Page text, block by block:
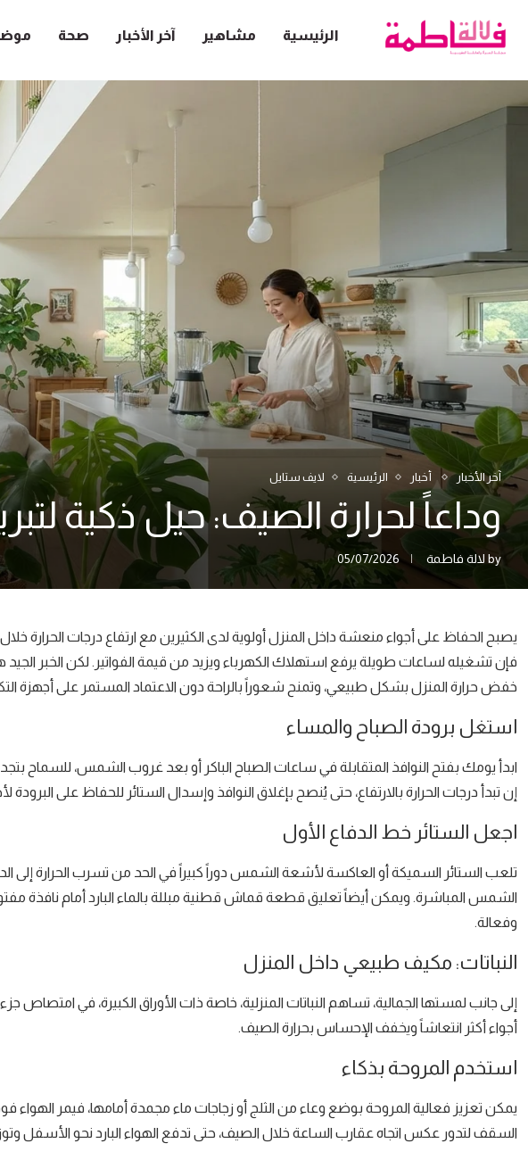
الرئيسية مشاهير آخر الأخبار صحة
آخر الأخبار أخبار الرئيسية لايف ستايل
وداعاً لحرارة الصيف: حيل ذكية
by لالة فاطمة 05/07/2026
يصبح الحفاظ على أجواء منعشة داخل المنزل أولوية لدى الكثيرين مع ارتفاع درجات الحرارة
فإن تشغيله لساعات طويلة يرفع استهلاك الكهرباء ويزيد من قيمة الفواتير. لكن الخبر
خفض حرارة المنزل بشكل طبيعي، وتمنح شعوراً بالراحة دون الاعتماد المستمر على أجهزة
استغل برودة الصباح والمساء
ابدأ يومك بفتح النوافذ المتقابلة في ساعات الصباح الباكر أو بعد غروب الشمس، للسماح
إن تبدأ درجات الحرارة بالارتفاع، حتى يُنصح بإغلاق النوافذ وإسدال الستائر للحفاظ على
اجعل الستائر خط الدفاع الأول
تلعب الستائر السميكة أو العاكسة لأشعة الشمس دوراً كبيراً في الحد من تسرب الحرارة
الشمس المباشرة. ويمكن أيضاً تعليق قطعة قماش قطنية مبللة بالماء البارد أمام نافذة
وفعالة.
النباتات: مكيف طبيعي داخل المنزل
إلى جانب لمستها الجمالية، تساهم النباتات المنزلية، خاصة ذات الأوراق الكبيرة، في امتصاص
أجواء أكثر انتعاشاً ويخفف الإحساس بحرارة الصيف.
استخدم المروحة بذكاء
يمكن تعزيز فعالية المروحة بوضع وعاء من الثلج أو زجاجات ماء مجمدة أمامها، فيمر
السقف لتدور عكس اتجاه عقارب الساعة خلال الصيف، حتى تدفع الهواء البارد نحو الأسفل